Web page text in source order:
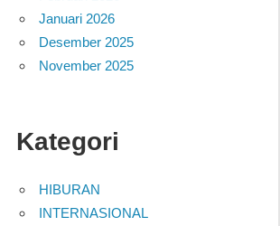
Januari 2026
Desember 2025
November 2025
Kategori
HIBURAN
INTERNASIONAL